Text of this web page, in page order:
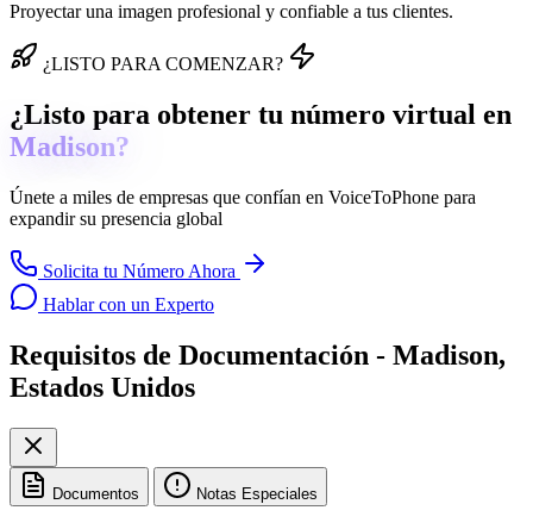
Proyectar una imagen profesional y confiable a tus clientes.
¿LISTO PARA COMENZAR?
¿Listo para obtener tu número virtual en
Madison?
Únete a miles de empresas que confían en VoiceToPhone para
expandir su presencia global
Solicita tu Número Ahora
Hablar con un Experto
Requisitos de Documentación - Madison,
Estados Unidos
Documentos Notas Especiales